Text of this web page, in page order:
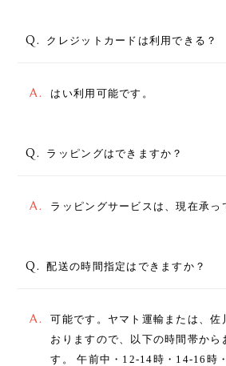
Q. クレジットカードは利用できる？
A. はい利用可能です。
Q. ラッピングはできますか？
A. ラッピングサービスは、現在承っ
Q. 配送の時間指定はできますか？
A.
可能です。ヤマト運輸または、佐
おりますので、以下の時間帯から
す。 午前中・12-14時・14-16時